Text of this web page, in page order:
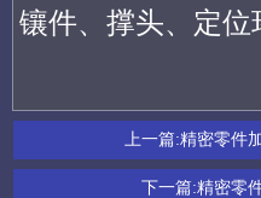
镶件、撑头、定位
上一篇:精密零件
下一篇:精密零